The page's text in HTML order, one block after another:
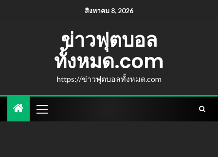
สิงหาคม 8, 2026
ข่าวฟุตบอล
ทั้งหมด.com
https://ข่าวฟุตบอลทั้งหมด.com